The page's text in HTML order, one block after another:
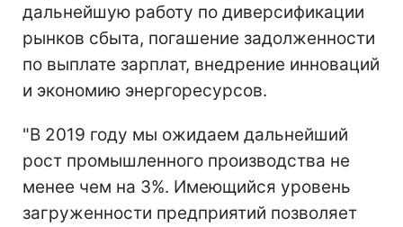
дальнейшую работу по диверсификации
рынков сбыта, погашение задолженности
по выплате зарплат, внедрение инноваций
и экономию энергоресурсов.
"В 2019 году мы ожидаем дальнейший
рост промышленного производства не
менее чем на 3%. Имеющийся уровень
загруженности предприятий позволяет